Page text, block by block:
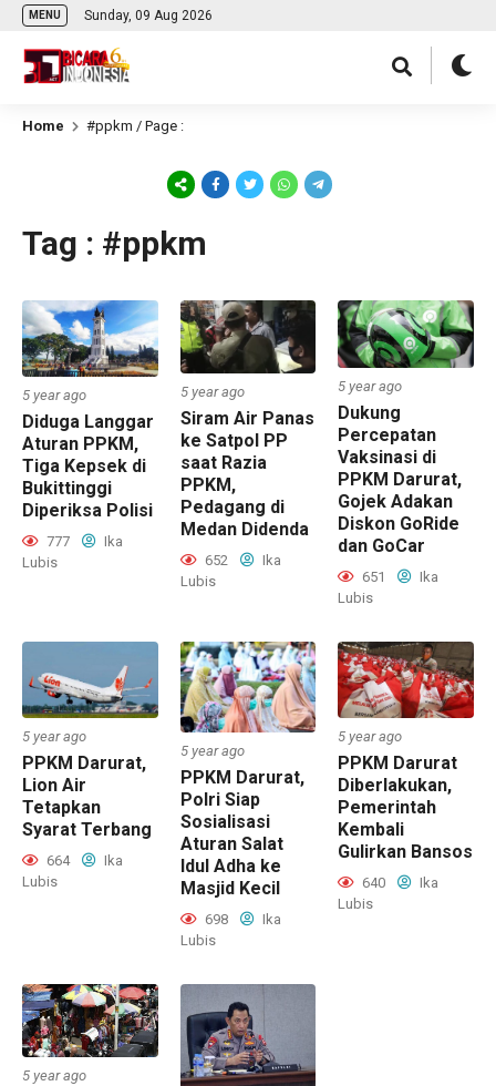
MENU Sunday, 09 Aug 2026
Home #ppkm / Page :
Tag : #ppkm
5 year ago
Diduga Langgar
Aturan PPKM,
Tiga Kepsek di
Bukittinggi
Diperiksa Polisi
777
Ika
Lubis
5 year ago
Siram Air Panas
ke Satpol PP
saat Razia
PPKM,
Pedagang di
Medan Didenda
652
Ika
Lubis
5 year ago
Dukung
Percepatan
Vaksinasi di
PPKM Darurat,
Gojek Adakan
Diskon GoRide
dan GoCar
651
Ika
Lubis
5 year ago
PPKM Darurat,
Lion Air
Tetapkan
Syarat Terbang
664
Ika
Lubis
5 year ago
PPKM Darurat,
Polri Siap
Sosialisasi
Aturan Salat
Idul Adha ke
Masjid Kecil
698
Ika
Lubis
5 year ago
PPKM Darurat
Diberlakukan,
Pemerintah
Kembali
Gulirkan Bansos
640
Ika
Lubis
5 year ago